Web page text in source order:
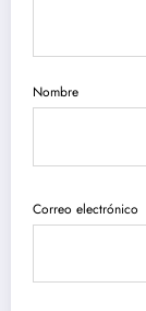
Nombre
Correo electrónico